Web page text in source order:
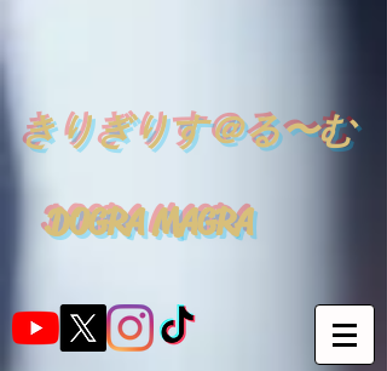
​きりぎりす＠る〜む
DOGRA MAGRA